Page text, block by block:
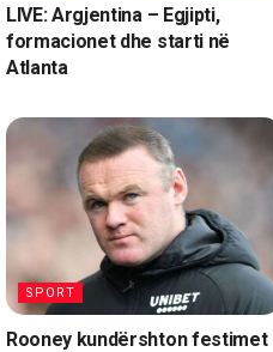
LIVE: Argjentina – Egjipti,
formacionet dhe starti në
Atlanta
SPORT
Rooney kundërshton festimet